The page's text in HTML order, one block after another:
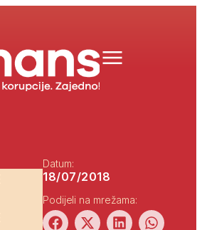
Datum:
18/07/2018
Podijeli na mrežama: